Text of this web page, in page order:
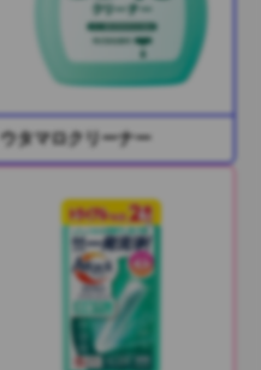
ウタマロクリーナー